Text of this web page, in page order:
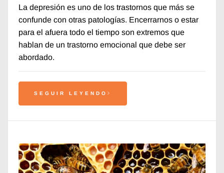
La depresión es uno de los trastornos que más se
confunde con otras patologías. Encerrarnos o estar
para el afuera todo el tiempo son extremos que
hablan de un trastorno emocional que debe ser
abordado.
SEGUIR LEYENDO